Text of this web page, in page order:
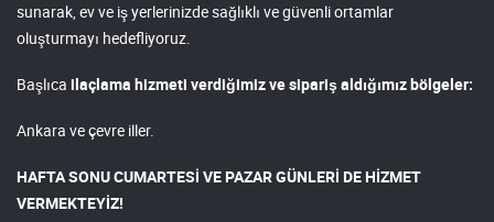
sunarak, ev ve iş yerlerinizde sağlıklı ve güvenli ortamlar
oluşturmayı hedefliyoruz.
Başlıca ilaçlama hizmeti verdiğimiz ve sipariş aldığımız bölgeler:
Ankara ve çevre iller.
HAFTA SONU CUMARTESİ VE PAZAR GÜNLERİ DE HİZMET
VERMEKTEYİZ!